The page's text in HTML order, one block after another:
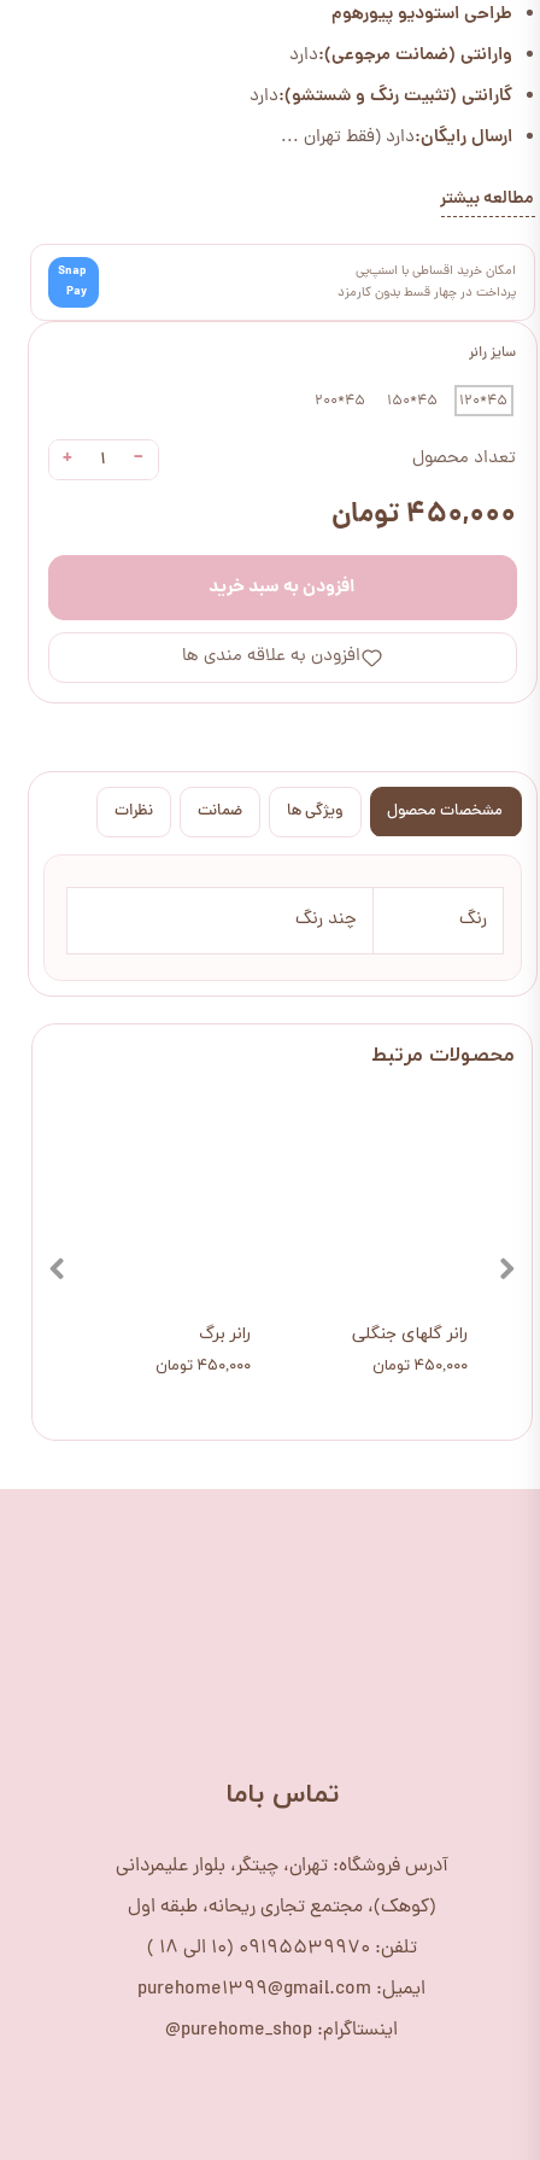
سایز رانر
45*120
45*150
45*200
تعداد محصول −
+
۴۵۰,۰۰۰ تومان
افزودن به سبد خرید
افزودن به علاقه مندی ها
طراحی استودیو پیورهوم
وارانتی (ضمانت مرجوعی):دارد
گارانتی (تثبیت رنگ و شستشو):دارد
ارسال رایگان:دارد (فقط تهران ...
مطالعه بیشتر
امکان خرید اقساطی با اسنپ‌پی
پرداخت در چهار قسط بدون کارمزد
Snap
Pay
مشخصات محصول ویژگی ها ضمانت نظرات
رنگ چند رنگ
رانر برگ
۴۵۰,۰۰۰ تومان
رانر گلهای جنگلی
۴۵۰,۰۰۰ تومان
​تماس باما
آدرس فروشگاه: تهران، چیتگر، بلوار علیمردانی
(کوهک)، مجتمع تجاری ریحانه، طبقه اول
تلفن: 09195539970 (10 الی 18 )
ایمیل: purehome1399@gmail.com
اینستاگرام: purehome_shop@